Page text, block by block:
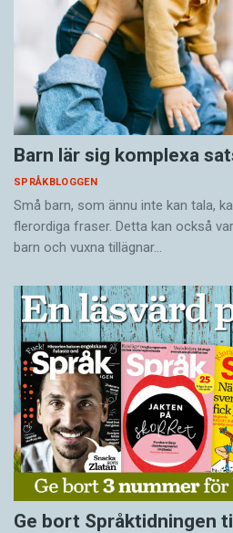
Barn lär sig komplexa
SPRÅKBLOGGEN
Små barn, som ännu inte kan tala,
flerordiga fraser. Detta kan också
barn och vuxna tillägnar…
Ge bort Språktidningen